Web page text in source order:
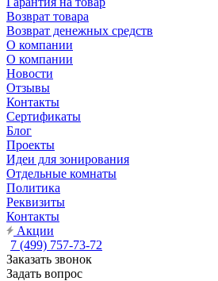
Возврат товара
Возврат денежных средств
О компании
О компании
Новости
Отзывы
Контакты
Сертификаты
Блог
Проекты
Идеи для зонирования
Отдельные комнаты
Политика
Реквизиты
Контакты
Акции
7 (499) 757-73-72
Заказать звонок
Задать вопрос